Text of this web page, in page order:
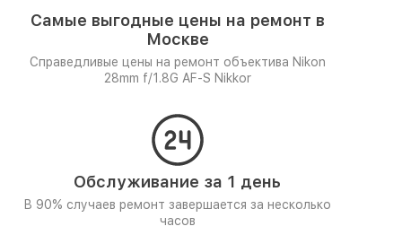
Самые выгодные цены на ремонт в
Москве
Справедливые цены на ремонт объектива Nikon
28mm f/1.8G AF-S Nikkor
Обслуживание за 1 день
В 90% случаев ремонт завершается за несколько
часов